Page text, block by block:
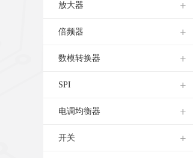
放大器
倍频器
数模转换器
SPI
电调均衡器
开关